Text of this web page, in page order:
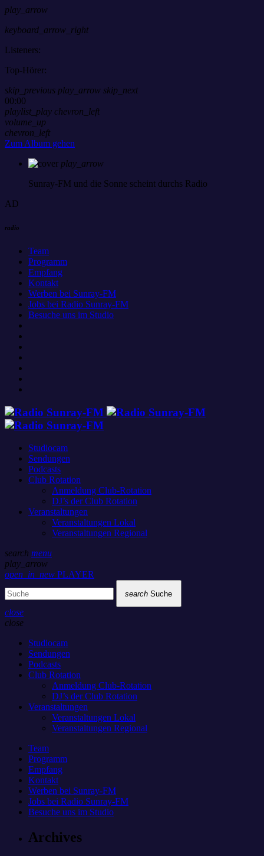
play_arrow
keyboard_arrow_right
Listeners:
Top-Hörer:
skip_previous play_arrow skip_next
00:00
playlist_play chevron_left
volume_up
chevron_left
Zum Album gehen
play_arrow
Sunray-FM und die Sonne scheint durchs Radio
AD
radio
Team
Programm
Empfang
Kontakt
Werben bei Sunray-FM
Jobs bei Radio Sunray-FM
Besuche uns im Studio
Studiocam
Sendungen
Podcasts
Club Rotation
Anmeldung Club-Rotation
DJ’s der Club Rotation
Veranstaltungen
Veranstaltungen Lokal
Veranstaltungen Regional
search menu
play_arrow
open_in_new PLAYER
search Suche
close
close
Studiocam
Sendungen
Podcasts
Club Rotation
Anmeldung Club-Rotation
DJ’s der Club Rotation
Veranstaltungen
Veranstaltungen Lokal
Veranstaltungen Regional
Team
Programm
Empfang
Kontakt
Werben bei Sunray-FM
Jobs bei Radio Sunray-FM
Besuche uns im Studio
Archives